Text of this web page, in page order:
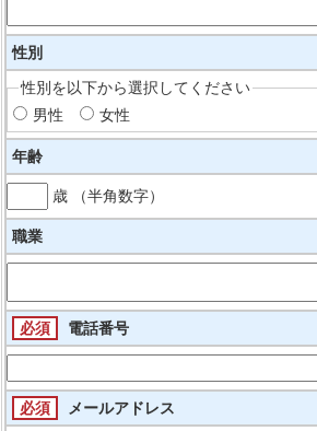
性別
性別を以下から選択してください
男性
女性
年齢
歳 （半角数字）
職業
必須 電話番号
必須 メールアドレス